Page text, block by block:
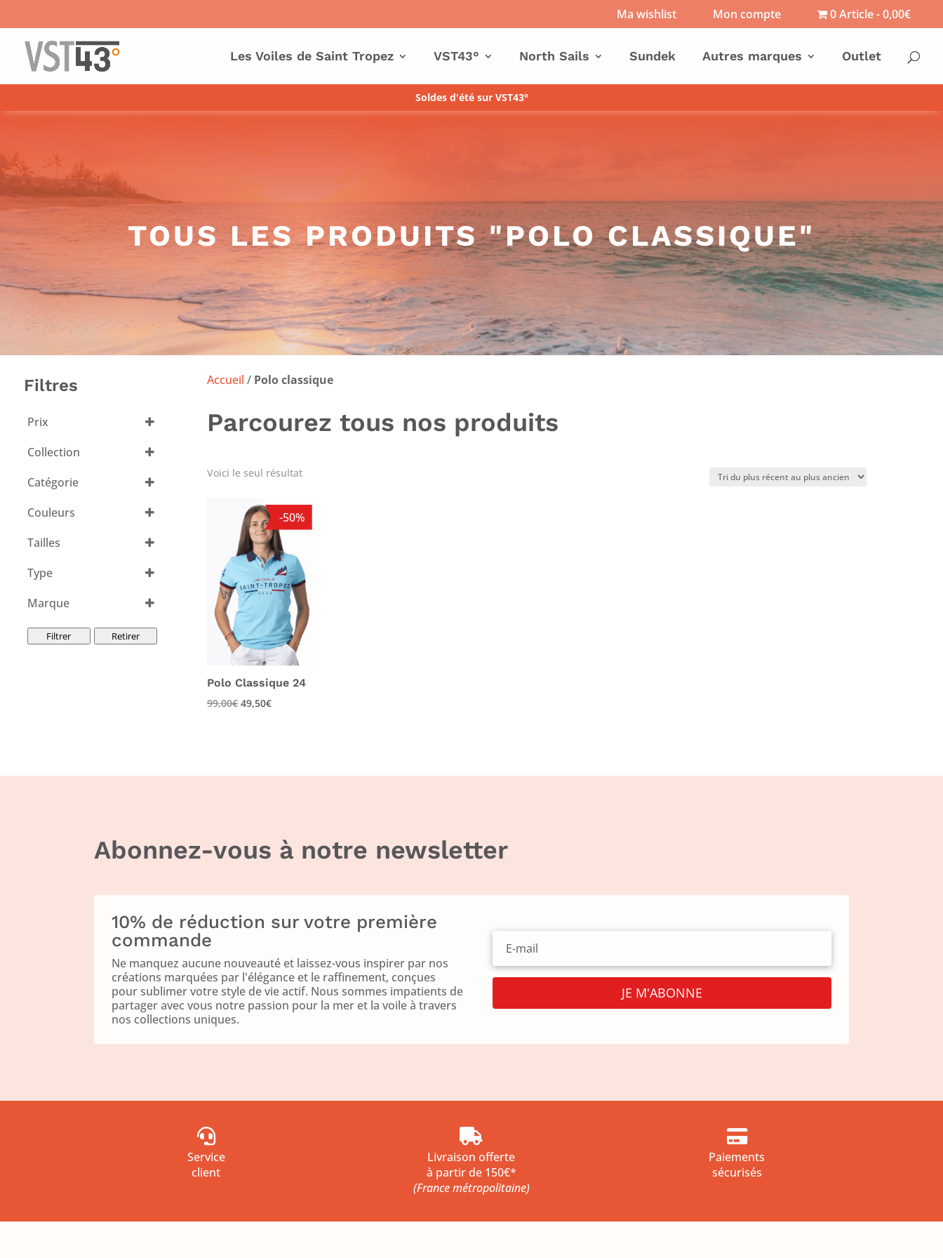
Ma wishlist Mon compte 0 Article 0,00€
Les Voiles de Saint Tropez VST43° North Sails Sundek Autres marques Outlet
Soldes d'été sur VST43°
TOUS LES PRODUITS "POLO CLASSIQUE"
Filtres
Prix
Collection
Saint-Tropez
Catégorie
Couleurs
Tailles
Type
Marque
Saint-Tropez (1)
Filtrer Retirer
Accueil / Polo classique
Parcourez tous nos produits
Voici le seul résultat
-50%
Polo Classique 24
99,00€ 49,50€
Abonnez-vous à notre newsletter
10% de réduction sur votre première
commande
Ne manquez aucune nouveauté et laissez-vous inspirer par nos
créations marquées par l'élégance et le raffinement, conçues
pour sublimer votre style de vie actif. Nous sommes impatients de
partager avec vous notre passion pour la mer et la voile à travers
nos collections uniques.
JE M'ABONNE

Service
client

Livraison offerte
à partir de 150€*
(France métropolitaine)

Paiements
sécurisés